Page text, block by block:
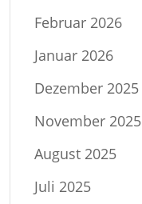
Februar 2026
Januar 2026
Dezember 2025
November 2025
August 2025
Juli 2025